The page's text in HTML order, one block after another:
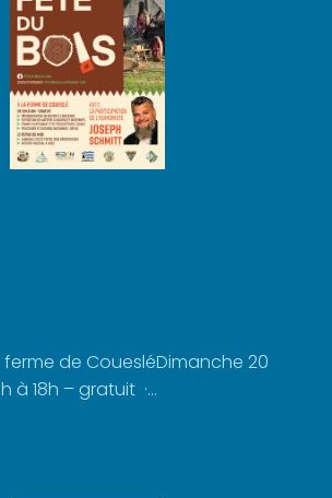
ferme de CouesléDimanche 20
à 18h – gratuit ·...